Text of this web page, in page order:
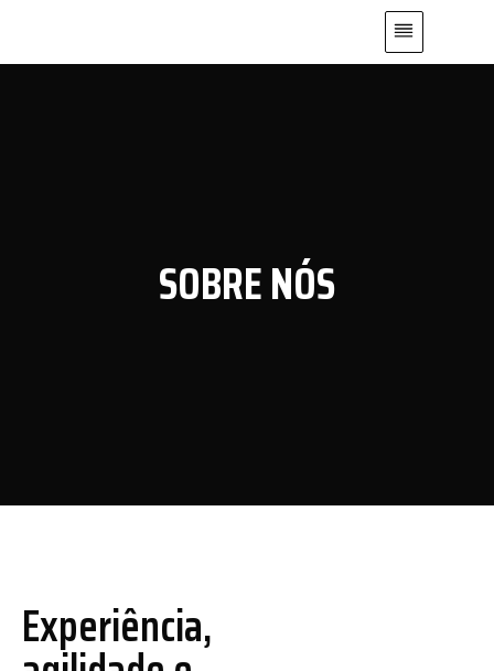
SOBRE NÓS
Experiência,